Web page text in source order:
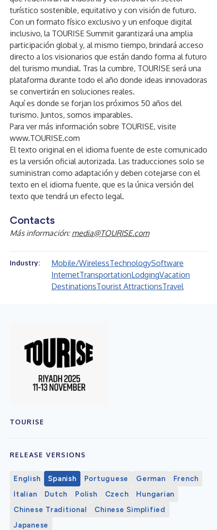
turístico sostenible, equitativo y con visión de futuro.
Con un formato físico exclusivo y un enfoque digital
inclusivo, la TOURISE Summit garantizará una amplia
participación global y, al mismo tiempo, brindará acceso
directo a los visionarios que están dando forma al futuro
del turismo mundial. Tras la cumbre, TOURISE será una
plataforma durante todo el año donde ideas innovadoras
se convertirán en soluciones reales.
Aquí es donde se forjan los próximos 50 años del
turismo. Juntos, somos imparables.
Para ver más información sobre TOURISE, visite
www.TOURISE.com
El texto original en el idioma fuente de este comunicado
es la versión oficial autorizada. Las traducciones solo se
suministran como adaptación y deben cotejarse con el
texto en el idioma fuente, que es la única versión del
texto que tendrá un efecto legal.
Contacts
Más información: media@TOURISE.com
Industry: Mobile/WirelessTechnologySoftware
InternetTransportationLodgingVacation
DestinationsTourist AttractionsTravel
TOURISE
RELEASE VERSIONS
English Spanish Portuguese German
French
Italian
Dutch Polish Czech
Hungarian
Chinese Traditional
Chinese Simplified
Japanese